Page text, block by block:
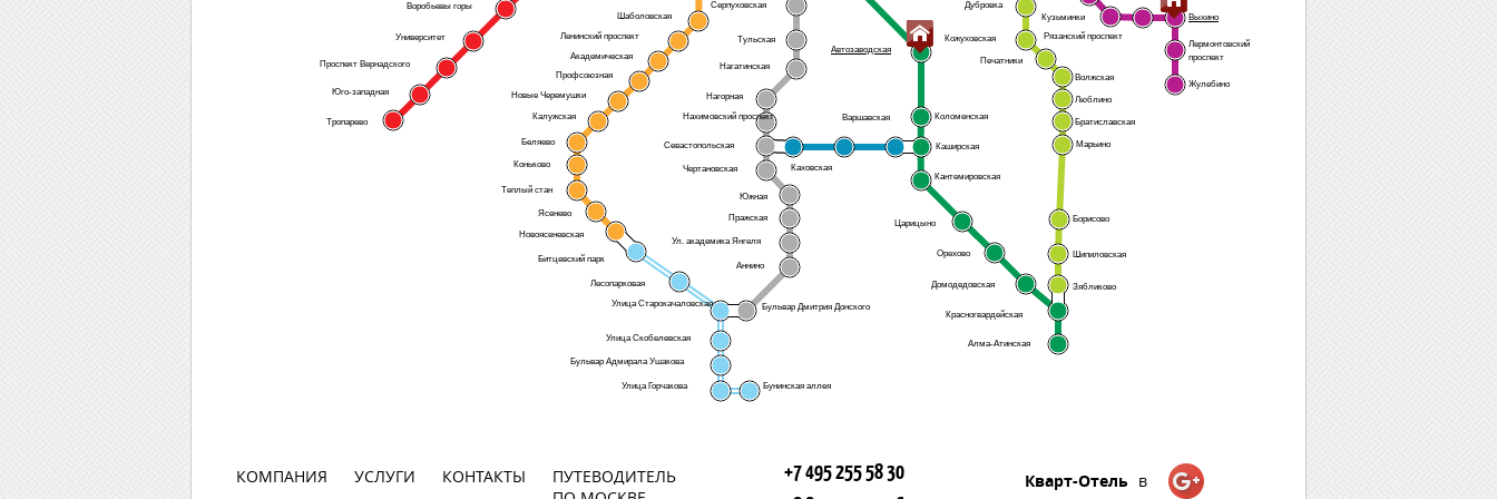
Серпуховская
Воробьевы горы
Университет
Проспект Вернадского
Юго-западная
Кузьминки
Рязанский проспект
Выхино
Автозаводская
Коломенская
Каширская
Кантемировская
Царицыно
Орехово
Домодедовская Зябликово
Красногвардейская
Шаболовская
Ленинский проспект
Академическая
Профсоюзная
Новые Черемушки
Калужская
Беляево
Коньково
Теплый стан
Ясенево
Новоясеневская
Битцевский парк
Бульвар Дмитрия Донского
Улица Старокачаловская
Аннино
Ул. академика Янгеля
Пражская
Южная
Чертановская
Севастопольская
Каховская
Нахимовский проспект
Нагорная
Нагатинская
Тульская
Варшавская
Дубровка
Кожуховская
Печатники
Волжская
Люблино
Братиславская
Марьино
Улица Скобелевская
Бульвар Адмирала Ушакова
Улица Горчакова Бунинская аллея
Борисово
Шипиловская
Лермонтовский
проспект
Жулебино
Алма-Атинская
Лесопарковая
Тропарево
КОМПАНИЯ УСЛУГИ КОНТАКТЫ
ПУТЕВОДИТЕЛЬ
+7 495 255 58 30
Кварт-Отель в